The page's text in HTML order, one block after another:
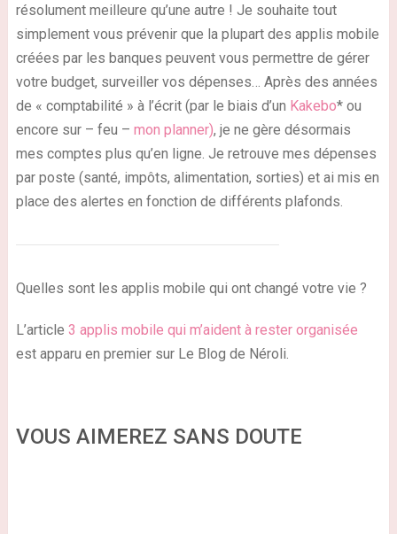
résolument meilleure qu’une autre ! Je souhaite tout
simplement vous prévenir que la plupart des applis mobile
créées par les banques peuvent vous permettre de gérer
votre budget, surveiller vos dépenses… Après des années
de « comptabilité » à l’écrit (par le biais d’un Kakebo* ou
encore sur – feu – mon planner), je ne gère désormais
mes comptes plus qu’en ligne. Je retrouve mes dépenses
par poste (santé, impôts, alimentation, sorties) et ai mis en
place des alertes en fonction de différents plafonds.
Quelles sont les applis mobile qui ont changé votre vie ?
L’article 3 applis mobile qui m’aident à rester organisée
est apparu en premier sur Le Blog de Néroli.
VOUS AIMEREZ SANS DOUTE